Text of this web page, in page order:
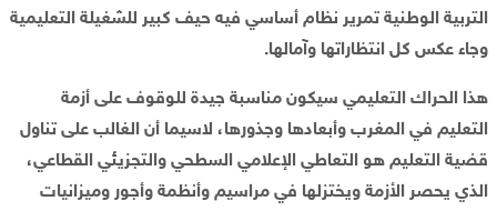
التربية الوطنية تمرير نظام أساسي فيه حيف كبير للشغيلة التعليمية
وجاء عكس كل انتظاراتها وآمالها.
هذا الحراك التعليمي سيكون مناسبة جيدة للوقوف على أزمة
التعليم في المغرب وأبعادها وجذورها، لاسيما أن الغالب على تناول
قضية التعليم هو التعاطي الإعلامي السطحي والتجزيئي القطاعي،
الذي يحصر الأزمة ويختزلها في مراسيم وأنظمة وأجور وميزانيات